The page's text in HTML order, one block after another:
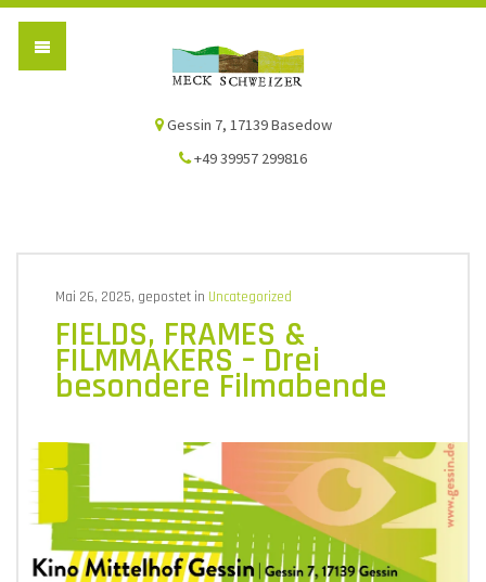
Gessin 7, 17139 Basedow
+49 39957 299816
Mai 26, 2025, gepostet in Uncategorized
FIELDS, FRAMES &
FILMMAKERS – Drei
besondere Filmabende